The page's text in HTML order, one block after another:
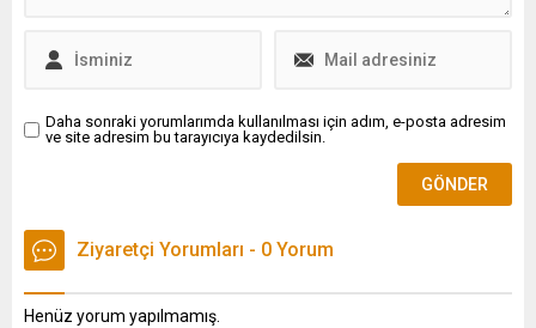
rehinelerin serbest
yardımların artırılmasını
içeriyor. Görüşmeler,
Daha sonraki yorumlarımda kullanılması için adım, e-posta adresim
ve site adresim bu tarayıcıya kaydedilsin.
Ziyaretçi Yorumları - 0 Yorum
Henüz yorum yapılmamış.